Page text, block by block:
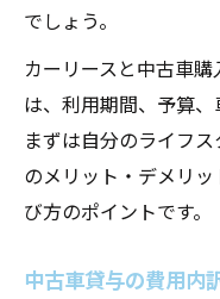
家計にやさ
ント
中古車貸与
維持費を抑える
法
でしょう。
カーリースと中古車
は、利用期間、予算、
まずは自分のライフ
のメリット・デメリ
び方のポイントです。
中古車貸与の費用内